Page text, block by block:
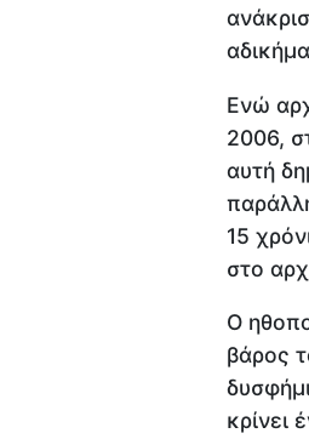
Ενώ
2006,
αυτή
15
στο
Ο
βάρος
κρίνει